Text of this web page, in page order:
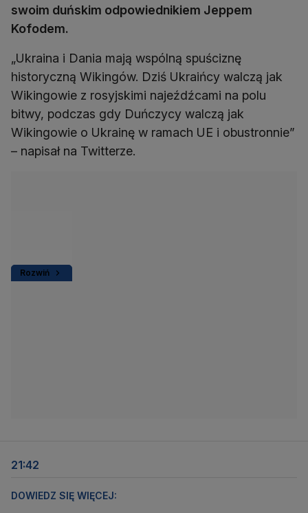
swoim duńskim odpowiednikiem Jeppem
Kofodem.
„Ukraina i Dania mają wspólną spuściznę
historyczną Wikingów. Dziś Ukraińcy walczą jak
Wikingowie z rosyjskimi najeźdźcami na polu
bitwy, podczas gdy Duńczycy walczą jak
Wikingowie o Ukrainę w ramach UE i obustronnie”
– napisał na Twitterze.
Rozwiń
21:42
DOWIEDZ SIĘ WIĘCEJ: